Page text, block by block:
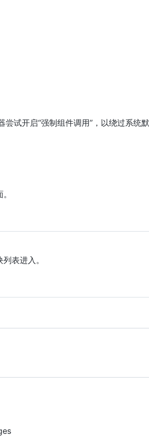
尝试开启“强制组件调用”，以绕过系统
表进入。